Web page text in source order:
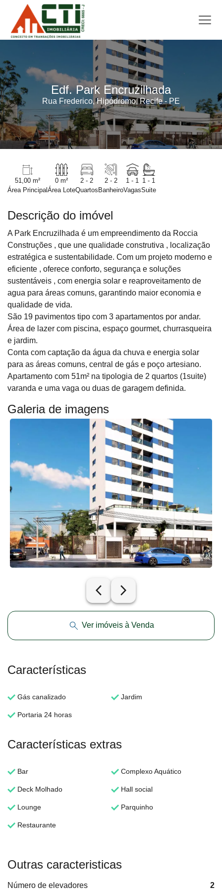
Edf. Park Encruzilhada
Rua Frederico, Hipódromo, Recife - PE
51,00 m²
Área Principal
0 m²
Área Lote
2 - 2
Quartos
2 - 2
Banheiro
1 - 1
Vagas
1 - 1
Suite
Descrição do imóvel
A Park Encruzilhada é um empreendimento da Roccia
Construções , que une qualidade construtiva , localização
estratégica e sustentabilidade. Com um projeto moderno e
eficiente , oferece conforto, segurança e soluções
sustentáveis , com energia solar e reaproveitamento de
agua para áreas comuns, garantindo maior economia e
qualidade de vida.
São 19 pavimentos tipo com 3 apartamentos por andar.
Área de lazer com piscina, espaço gourmet, churrasqueira
e jardim.
Conta com captação da água da chuva e energia solar
para as áreas comuns, central de gás e poço artesiano.
Apartamento com 51m² na tipologia de 2 quartos (1suite)
varanda e uma vaga ou duas de garagem definida.
Galeria de imagens
arrow_back_ios_new arrow_forward_ios
Ver imóveis à Venda
Características
Gás canalizado Jardim
Portaria 24 horas
Características extras
Bar Complexo Aquático
Deck Molhado Hall social
Lounge Parquinho
Restaurante
Outras caracteristicas
Número de elevadores 2